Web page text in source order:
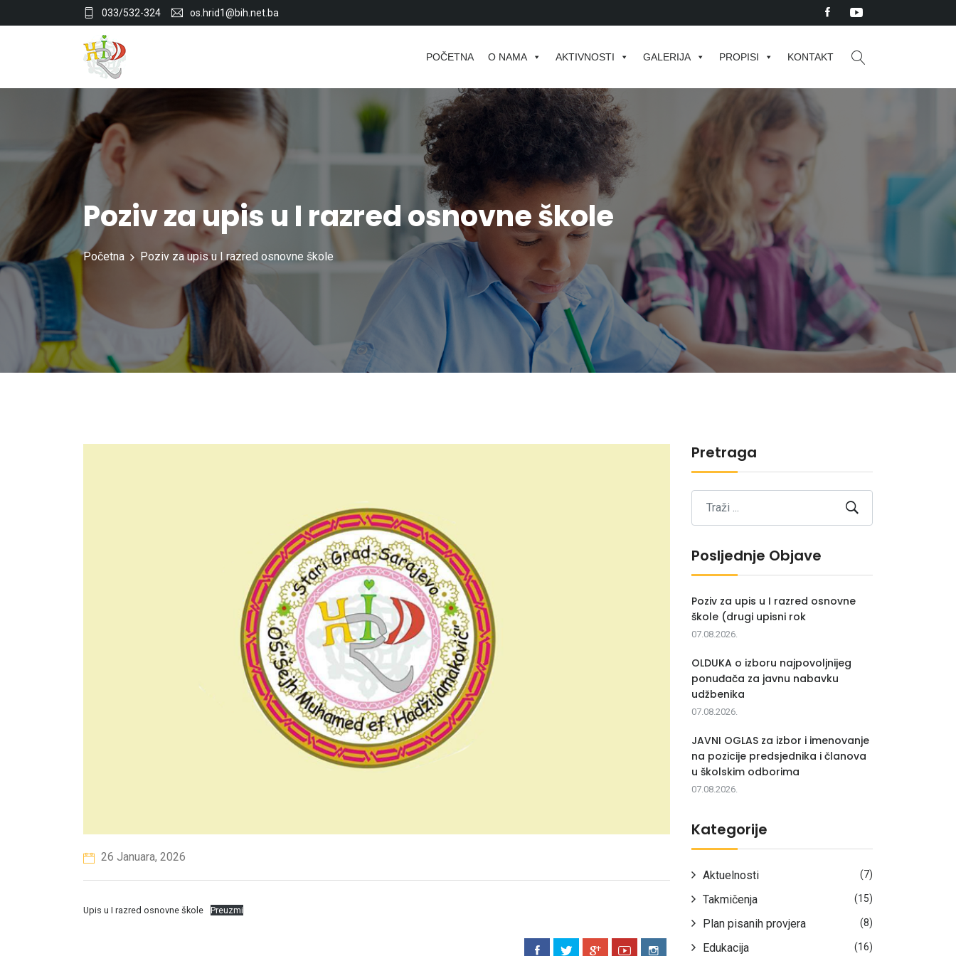
033/532-324 os.hrid1@bih.net.ba
POČETNA O NAMA AKTIVNOSTI GALERIJA PROPISI KONTAKT
Poziv za upis u I razred osnovne škole
Početna Poziv za upis u I razred osnovne škole
26 Januara, 2026
Upis u I razred osnovne škole Preuzmi
Pretraga
Posljednje Objave
Poziv za upis u I razred osnovne
škole (drugi upisni rok
07.08.2026.
OLDUKA o izboru najpovoljnijeg
ponuđača za javnu nabavku
udžbenika
07.08.2026.
JAVNI OGLAS za izbor i imenovanje
na pozicije predsjednika i članova
u školskim odborima
07.08.2026.
Kategorije
Aktuelnosti (7)
Takmičenja (15)
Plan pisanih provjera (8)
Edukacija (16)